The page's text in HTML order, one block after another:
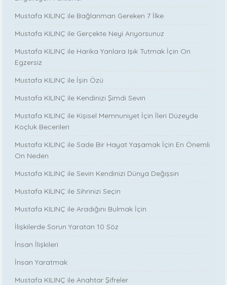
Mustafa KILINÇ ile Bağlanman Gereken 7 İlke
Mustafa KILINÇ ile Gerçekte Neyi Arıyorsunuz
Mustafa KILINÇ ile Harika Yanlara Işık Tutmak İçin On
Egzersiz
Mustafa KILINÇ ile İşin Özü
Mustafa KILINÇ ile Kendinizi Şimdi Sevin
Mustafa KILINÇ ile Kişisel Memnuniyet İçin İleri Düzeyde
Koçluk Becerileri
Mustafa KILINÇ ile Sade Bir Hayat Yaşamak İçin En Önemli
On Neden
Mustafa KILINÇ ile Sevin Kendinizi Dünya Değişsin
Mustafa KILINÇ ile Sihrinizi Seçin
Mustafa KILINÇ ile Aradığını Bulmak İçin
İlişkilerde Sorun Yaratan 10 Söz
İnsan İlişkileri
İnsan Yaratmak
Mustafa KILINÇ ile Anahtar Şifreler